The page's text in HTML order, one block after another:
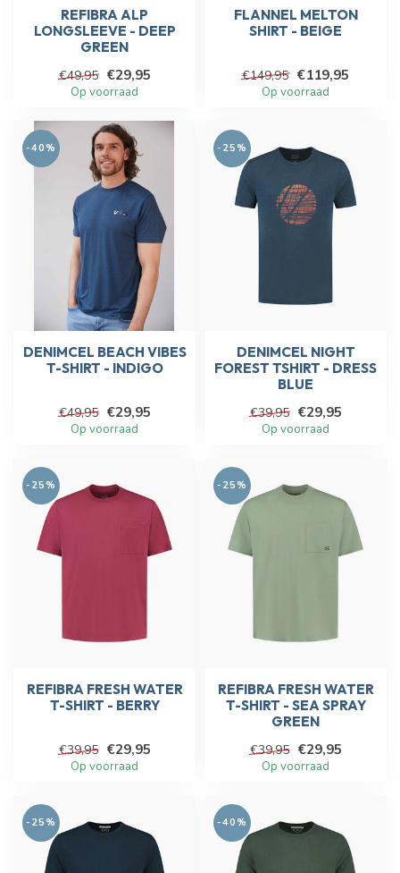
REFIBRA ALP
LONGSLEEVE - DEEP
GREEN
€49,95 €29,95
Op voorraad
FLANNEL MELTON
SHIRT - BEIGE
€149,95 €119,95
Op voorraad
-40%
DENIMCEL BEACH VIBES
T-SHIRT - INDIGO
€49,95 €29,95
Op voorraad
-25%
DENIMCEL NIGHT
FOREST TSHIRT - DRESS
BLUE
€39,95 €29,95
Op voorraad
-25%
REFIBRA FRESH WATER
T-SHIRT - BERRY
€39,95 €29,95
Op voorraad
-25%
REFIBRA FRESH WATER
T-SHIRT - SEA SPRAY
GREEN
€39,95 €29,95
Op voorraad
-25% -40%